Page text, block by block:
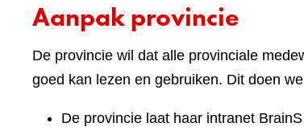
Aanpak provincie
De provincie wil dat alle provinciale
goed kan lezen en gebruiken. Dit doen
De provincie laat haar intranet